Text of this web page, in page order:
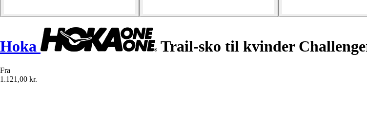
Hoka Trail-sko til kvinder
Fra
1.121,00 kr.